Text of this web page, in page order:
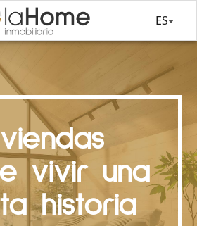
ES
vivir una
historia